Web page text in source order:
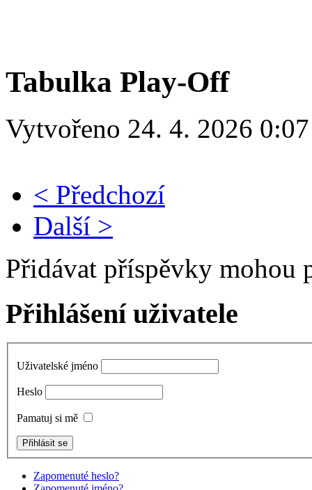
Tabulka Play-Off
Vytvořeno 24. 4. 2026 0:07
< Předchozí
Další >
Přidávat příspěvky mohou
Přihlášení uživatele
Uživatelské jméno
Heslo
Pamatuj si mě
Zapomenuté heslo?